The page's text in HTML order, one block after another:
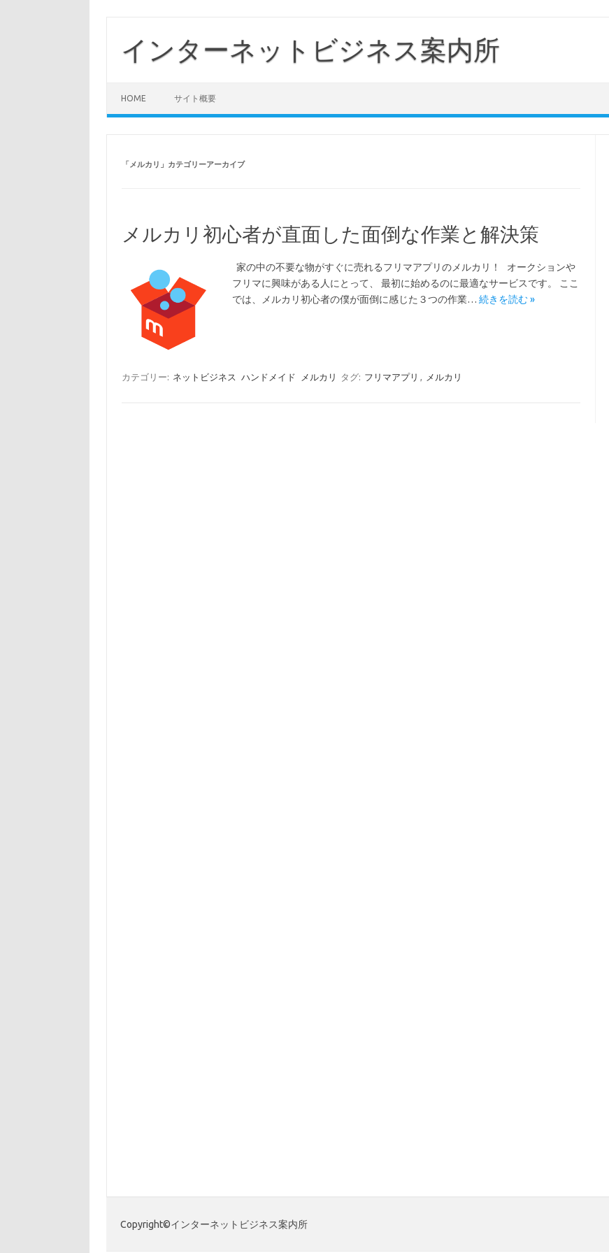
インターネットビジネス案内所
HOME サイト概要
「メルカリ 」カテゴリーアーカイブ
メルカリ初心者が直面した面倒な作業と解決策
家の中の不要な物がすぐに売れるフリマアプリのメルカリ！ オークションや
フリマに興味がある人にとって、 最初に始めるのに最適なサービスです。 ここ
では、メルカリ初心者の僕が面倒に感じた３つの作業… 続きを読む »
カテゴリー: ネットビジネス ハンドメイド メルカリ タグ: フリマアプリ , メルカリ
Copyright©インターネットビジネス案内所